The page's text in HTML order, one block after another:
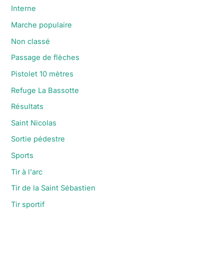
Interne
Marche populaire
Non classé
Passage de flèches
Pistolet 10 mètres
Refuge La Bassotte
Résultats
Saint Nicolas
Sortie pédestre
Sports
Tir à l'arc
Tir de la Saint Sébastien
Tir sportif